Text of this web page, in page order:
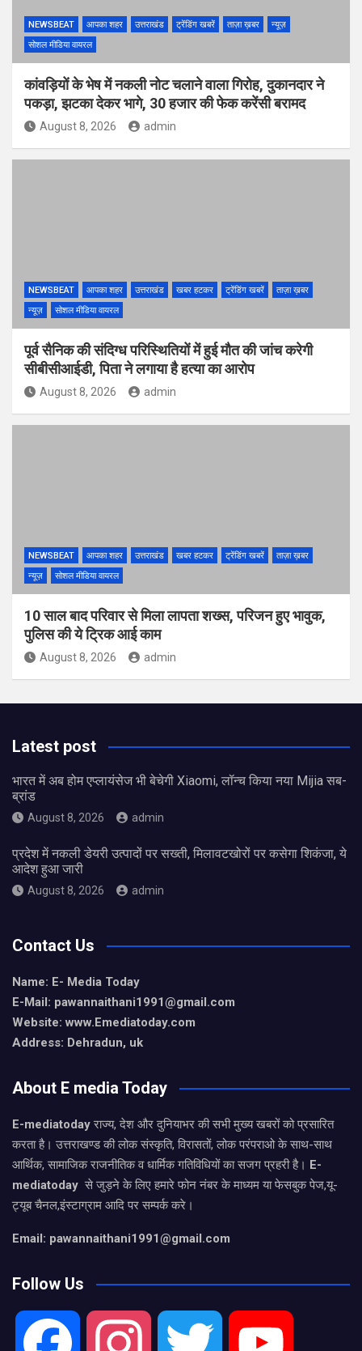
NEWSBEAT आपका शहर उत्तराखंड ट्रेंडिंग खबरें ताज़ा ख़बर
न्यूज़
सोशल मीडिया वायरल
कांवड़ियों के भेष में नकली नोट चलाने वाला गिरोह, दुकानदार ने
पकड़ा, झटका देकर भागे, 30 हजार की फेक करेंसी बरामद
August 8, 2026 admin
NEWSBEAT आपका शहर उत्तराखंड खबर हटकर ट्रेंडिंग खबरें
ताज़ा ख़बर
न्यूज़
सोशल मीडिया वायरल
पूर्व सैनिक की संदिग्ध परिस्थितियों में हुई मौत की जांच करेगी
सीबीसीआईडी, पिता ने लगाया है हत्या का आरोप
August 8, 2026 admin
NEWSBEAT आपका शहर उत्तराखंड खबर हटकर ट्रेंडिंग खबरें
ताज़ा ख़बर
न्यूज़
सोशल मीडिया वायरल
10 साल बाद परिवार से मिला लापता शख्स, परिजन हुए भावुक,
पुलिस की ये ट्रिक आई काम
August 8, 2026 admin
Latest post
भारत में अब होम एप्लायंसेज भी बेचेगी Xiaomi, लॉन्च किया नया Mijia सब-
ब्रांड
August 8, 2026 admin
प्रदेश में नकली डेयरी उत्पादों पर सख्ती, मिलावटखोरों पर कसेगा शिकंजा, ये
आदेश हुआ जारी
August 8, 2026 admin
Contact Us
Name: E- Media Today
E-Mail: pawannaithani1991@gmail.com
Website: www.Emediatoday.com
Address: Dehradun, uk
About E media Today
E-mediatodayराज्य, देश और दुनियाभर की सभी मुख्य खबरों को प्रसारित
करता है। उत्तराखण्ड की लोक संस्कृति, विरासतों, लोक परंपराओ के साथ-साथ
आर्थिक, सामाजिक राजनीतिक व धार्मिक गतिविधियों का सजग प्रहरी है। E-
mediatoday से जुड़ने के लिए हमारे फोन नंबर के माध्यम या फेसबुक पेज,यू-
ट्यूब चैनल,इंस्टाग्राम आदि पर सम्पर्क करे।
Email: pawannaithani1991@gmail.com
Follow Us